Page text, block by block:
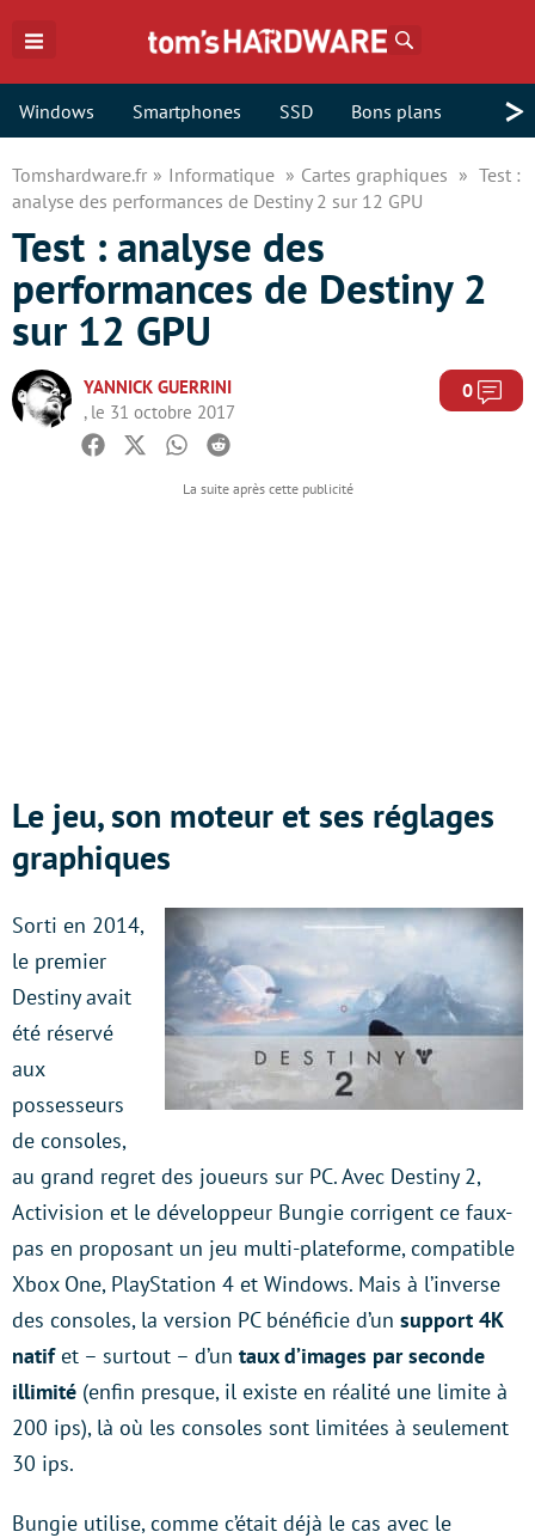
Windows Smartphones SSD Bons plans >
Tomshardware.fr Informatique Cartes graphiques
Test :
analyse des performances de Destiny 2 sur 12 GPU
Test : analyse des
performances de Destiny 2
sur 12 GPU
YANNICK GUERRINI
, le 31 octobre 2017
0
Facebook
TwitterWhatsapp
Reddit
Le jeu, son moteur et ses réglages
graphiques
Sorti en 2014,
le premier
Destiny avait
été réservé
aux
possesseurs
de consoles,
au grand regret des joueurs sur PC. Avec Destiny 2,
Activision et le développeur Bungie corrigent ce faux-
pas en proposant un jeu multi-plateforme, compatible
Xbox One, PlayStation 4 et Windows. Mais à l’inverse
des consoles, la version PC bénéficie d’un support 4K
natifet – surtout – d’un taux d’images par seconde
illimité (enfin presque, il existe en réalité une limite à
200 ips), là où les consoles sont limitées à seulement
30 ips.
Bungie utilise, comme c’était déjà le cas avec le